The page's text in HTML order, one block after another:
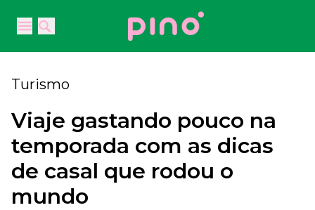
Open main menu
Open main menu
Your Company
Turismo
Viaje gastando pouco na
temporada com as dicas
de casal que rodou o
mundo